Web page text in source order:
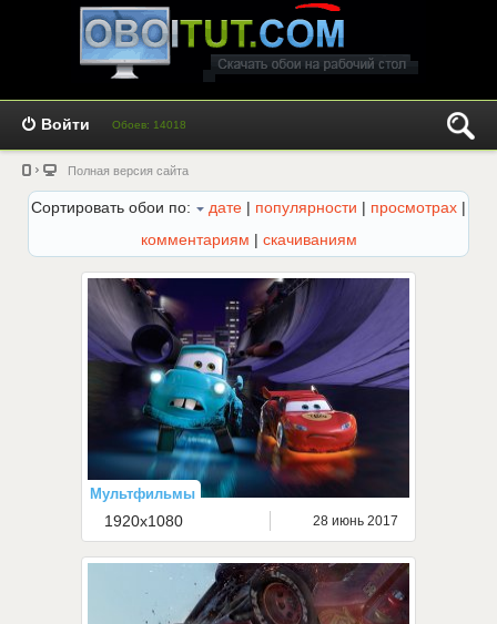
Войти Обоев: 14018
Полная версия сайта
Сортировать обои по: дате | популярности | просмотрах |
комментариям | скачиваниям
Мультфильмы
1920x1080 28 июнь 2017